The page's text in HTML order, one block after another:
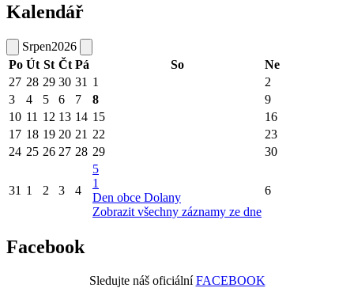
Kalendář
Srpen2026
Po Út St Čt Pá So
Ne
27 28 29 30 31 1
2
3
4 5 6 7 8
9
10 11 12 13 14 15
16
17 18 19 20 21 22
23
24 25 26 27 28 29 30
31 1 2 3 4
5
1
Den obce Dolany
Zobrazit všechny záznamy ze dne
6
Facebook
Sledujte náš oficiálníFACEBOOK